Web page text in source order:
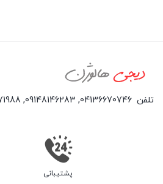
تلفن 04136670746
,
09148146283
,
پشتیبانی